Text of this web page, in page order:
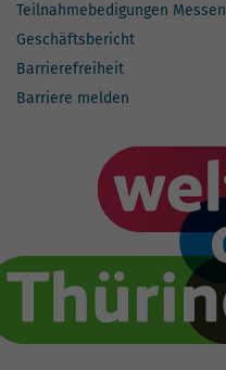
Teilnahmebedigungen Messen
Geschäftsbericht
Barrierefreiheit
Barriere melden